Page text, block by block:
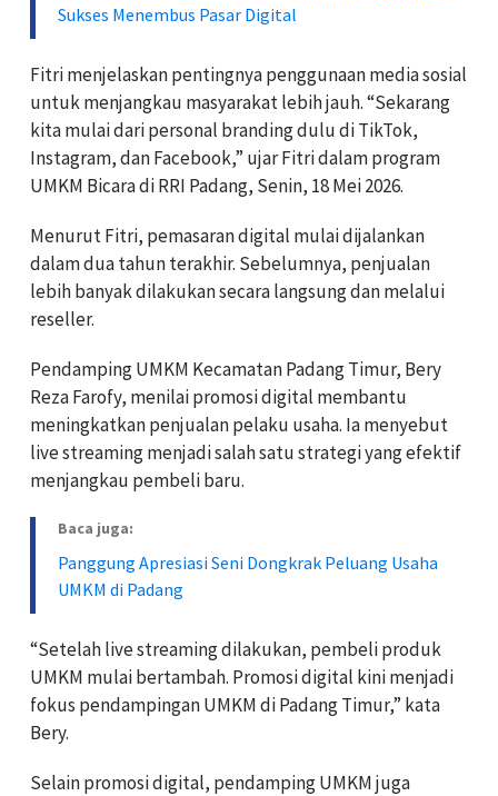
Sukses Menembus Pasar Digital
Fitri menjelaskan pentingnya penggunaan media sosial
untuk menjangkau masyarakat lebih jauh. “Sekarang
kita mulai dari personal branding dulu di TikTok,
Instagram, dan Facebook,” ujar Fitri dalam program
UMKM Bicara di RRI Padang, Senin, 18 Mei 2026.
Menurut Fitri, pemasaran digital mulai dijalankan
dalam dua tahun terakhir. Sebelumnya, penjualan
lebih banyak dilakukan secara langsung dan melalui
reseller.
Pendamping UMKM Kecamatan Padang Timur, Bery
Reza Farofy, menilai promosi digital membantu
meningkatkan penjualan pelaku usaha. Ia menyebut
live streaming menjadi salah satu strategi yang efektif
menjangkau pembeli baru.
Baca juga:
Panggung Apresiasi Seni Dongkrak Peluang Usaha
UMKM di Padang
“Setelah live streaming dilakukan, pembeli produk
UMKM mulai bertambah. Promosi digital kini menjadi
fokus pendampingan UMKM di Padang Timur,” kata
Bery.
Selain promosi digital, pendamping UMKM juga